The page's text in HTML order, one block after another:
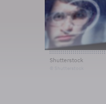
Shutterstock